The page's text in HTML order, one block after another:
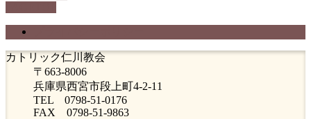
カトリック仁川教会
〒663-8006
兵庫県西宮市段上町4-2-11
TEL 0798-51-0176
FAX 0798-51-9863